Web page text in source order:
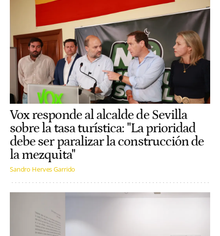
Vox responde al alcalde de Sevilla
sobre la tasa turística: "La prioridad
debe ser paralizar la construcción de
la mezquita"
Sandro Herves Garrido